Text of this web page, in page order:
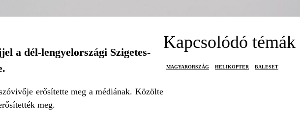
a dél-lengyelországi Szigetes-
erősítette meg a médiának. Közölte
meg.
Kapcsolódó témák
MAGYARORSZÁG HELIKOPTER BALESET